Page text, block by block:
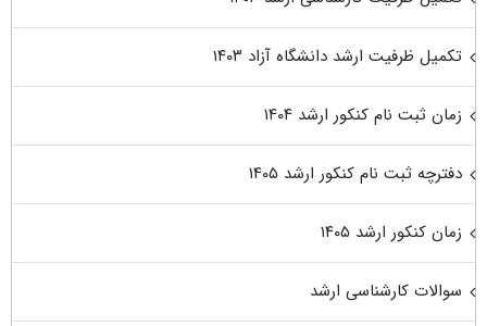
تکمیل ظرفیت ارشد دانشگاه آزاد ۱۴۰۳
زمان ثبت نام کنکور ارشد ۱۴۰۴
دفترچه ثبت نام کنکور ارشد ۱۴۰۵
زمان کنکور ارشد ۱۴۰۵
سوالات کارشناسی ارشد